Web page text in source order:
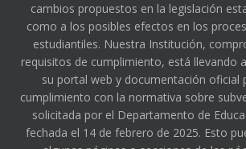
cambios propuestos en la legislación
como a los posibles efectos en los
estudiantiles. Nuestra Institución,
requisitos de cumplimiento, está llevando
su portal web y documentación oficial
cumplimiento con la normativa sobre
solicitada por el Departamento de
fechada el 14 de febrero de 2025. Esto